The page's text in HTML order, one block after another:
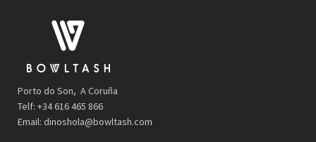
Porto do Son, A Coruña
Telf: +34 616 465 866
Email: dinoshola@bowltash.com